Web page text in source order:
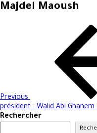
Majdel Maoush
Previous
président : Walid Abi
Rechercher